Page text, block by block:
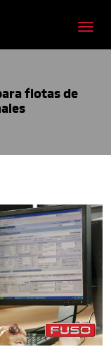
flotas de